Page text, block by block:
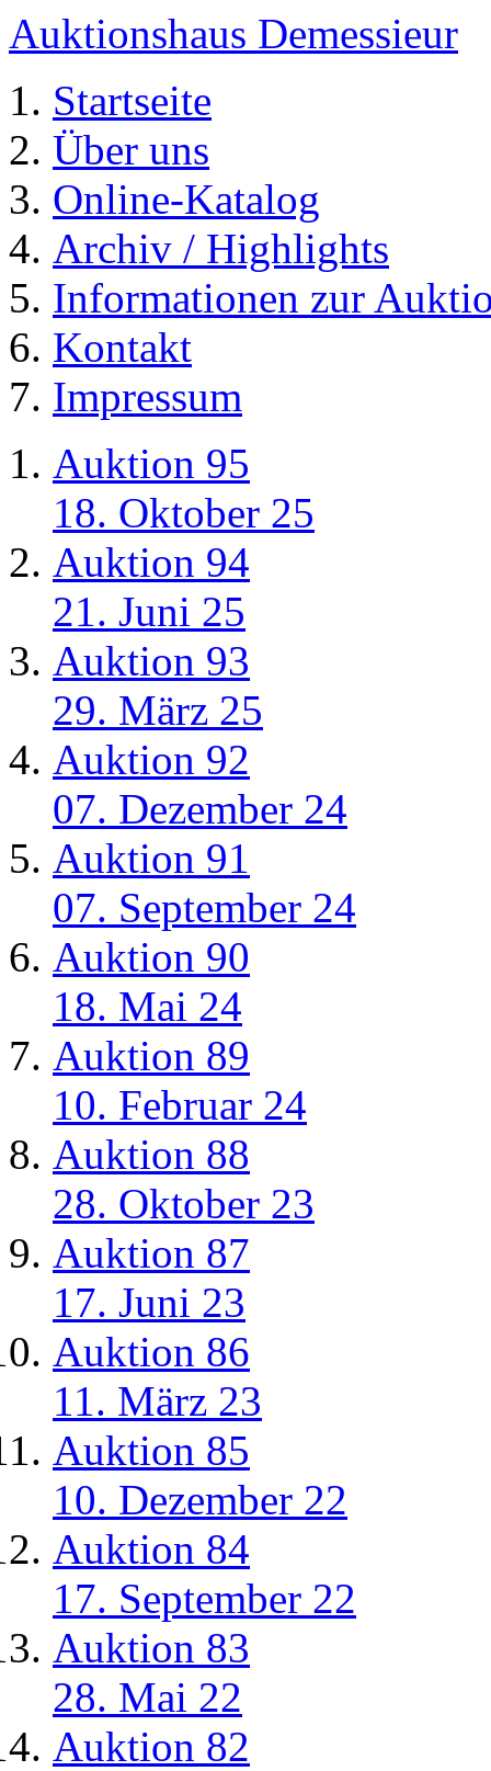
Auktionshaus Demessieur
Startseite
Über uns
Online-Katalog
Archiv / Highlights
Informationen zur
Kontakt
Impressum
Auktion 95
18. Oktober 25
Auktion 94
21. Juni 25
Auktion 93
29. März 25
Auktion 92
07. Dezember 24
Auktion 91
07. September 24
Auktion 90
18. Mai 24
Auktion 89
10. Februar 24
Auktion 88
28. Oktober 23
Auktion 87
17. Juni 23
Auktion 86
11. März 23
Auktion 85
10. Dezember 22
Auktion 84
17. September 22
Auktion 83
28. Mai 22
Auktion 82